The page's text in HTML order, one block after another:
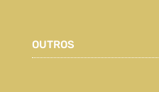
OUTROS